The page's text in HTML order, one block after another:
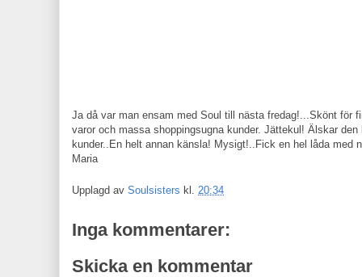
Ja då var man ensam med Soul till nästa fredag!...Skönt för
varor och massa shoppingsugna kunder. Jättekul! Älskar
kunder..En helt annan känsla! Mysigt!..Fick en hel låda med
Maria
Upplagd av Soulsisters kl. 20:34
Inga kommentarer:
Skicka en kommentar